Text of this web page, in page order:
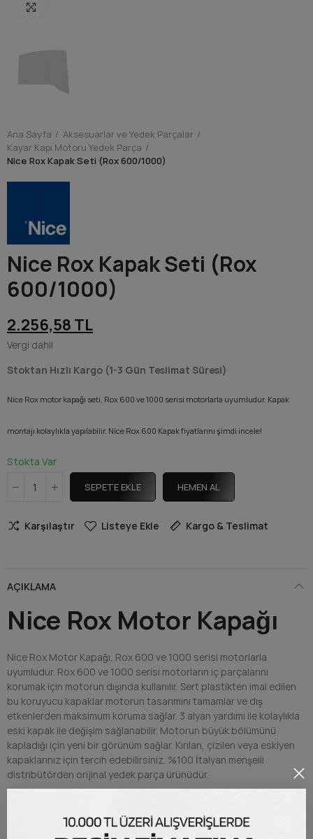
Ana Sayfa
Aksesuarlar ve Yedek Parçalar
Kayar Kapı Motoru Yedek Parça
Nice Rox Kapak Seti (Rox 600/1000)
Nice Rox Kapak Seti (Rox
600/1000)
2.256,58 TL
Vergi dahil
Stoktan Hızlı Kargo (1-3 Gün Teslimat Süresi)
Nice Rox motor kapağı seti, Rox 600 ve 1000 serisi motorlarla uyumludur. Kapak
montajı kolaylıkla yapılabilir. Nice Rox 600 Kapak fiyatlarını şimdi incele!
Stokta Var
SEPETE EKLE HEMEN AL
Karşılaştır Listeye Ekle Kargo & Teslimat
AÇIKLAMA
Nice Rox Motor Kapağı
Nice Rox Motor Kapağı, Rox 600 ve 1000 serisi motorlarla
uyumludur. Rox 600 ve 1000 serisi motorların iç parçalarını
korumak için motorun dışında kullanılır. Sert plastikten imal edilen
bu koruyucu kapaklar motorun tasarımını tamamlar ve dış
etkenlerden maksimum koruma sağlar. 3 alyan yardımı ile kolaylıkla
eski kapak ile değişim sağlanabilir. Motorun büyük bölümünü
kapladığı için yeni bir görünüm sağlar. Kırılan, çizilen veya eskiyen
kapaklarınız için tercih edebilirsiniz. %100 İtalyan menşeili
distribütörden orijinal yedek parça ürünüdür.
Motorunuzu dış etkenlere karşı korur ve dışını yeniler
Ön ve arka kapak olarak takım halinde sunulur